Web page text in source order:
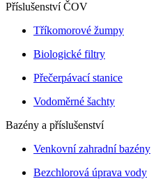
Příslušenství ČOV
Tříkomorové žumpy
Biologické filtry
Přečerpávací stanice
Vodoměrné šachty
Bazény a příslušenství
Venkovní zahradní bazény
Bezchlorová úprava vody